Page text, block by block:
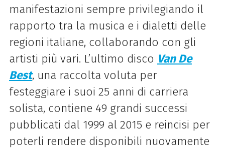
manifestazioni sempre privilegiando il
rapporto tra la musica e i dialetti delle
regioni italiane, collaborando con gli
artisti più vari. L’ultimo disco Van De
Best, una raccolta voluta per
festeggiare i suoi 25 anni di carriera
solista, contiene 49 grandi successi
pubblicati dal 1999 al 2015 e reincisi per
poterli rendere disponibili nuovamente